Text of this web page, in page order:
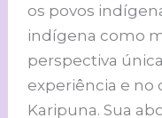
os povos
indígena como
perspectiva
experiência e
Karipuna. Sua